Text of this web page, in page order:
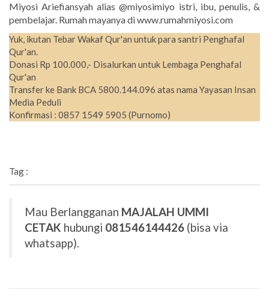
Miyosi Ariefiansyah alias @miyosimiyo istri, ibu, penulis, &
pembelajar. Rumah mayanya di www.rumahmiyosi.com
Yuk, ikutan Tebar Wakaf Qur'an untuk para santri Penghafal
Qur'an.
Donasi Rp 100.000,- Disalurkan untuk Lembaga Penghafal
Qur'an
Transfer ke Bank BCA 5800.144.096 atas nama Yayasan Insan
Media Peduli
Konfirmasi : 0857 1549 5905 (Purnomo)
Tag :
Mau Berlangganan MAJALAH UMMI
CETAK hubungi 081546144426 (bisa via
whatsapp).